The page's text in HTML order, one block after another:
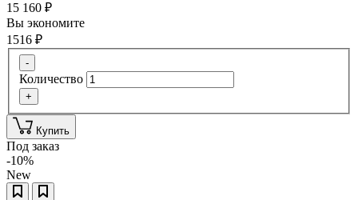
15 160 ₽
Вы экономите
1516 ₽
-
Количество
+
Купить
Под заказ
-10%
New